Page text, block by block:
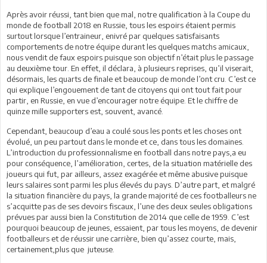
Après avoir réussi, tant bien que mal, notre qualification à la Coupe du
monde de football 2018 en Russie, tous les espoirs étaient permis
surtout lorsque l’entraineur, enivré par quelques satisfaisants
comportements de notre équipe durant les quelques matchs amicaux,
nous vendit de faux espoirs puisque son objectif n’était plus le passage
au deuxième tour. En effet, il déclara, à plusieurs reprises, qu’il viserait,
désormais, les quarts de finale et beaucoup de monde l’ont cru. C’est ce
qui explique l’engouement de tant de citoyens qui ont tout fait pour
partir, en Russie, en vue d’encourager notre équipe. Et le chiffre de
quinze mille supporters est, souvent, avancé.
Cependant, beaucoup d’eau a coulé sous les ponts et les choses ont
évolué, un peu partout dans le monde et ce, dans tous les domaines.
L’introduction du professionnalisme en football dans notre pays,a eu
pour conséquence, l’amélioration, certes, de la situation matérielle des
joueurs qui fut, par ailleurs, assez exagérée et même abusive puisque
leurs salaires sont parmi les plus élevés du pays. D’autre part, et malgré
la situation financière du pays, la grande majorité de ces footballeurs ne
s’acquitte pas de ses devoirs fiscaux, l’une des deux seules obligations
prévues par aussi bien la Constitution de 2014 que celle de 1959. C’est
pourquoi beaucoup de jeunes, essaient, par tous les moyens, de devenir
footballeurs et de réussir une carrière, bien qu’assez courte, mais,
certainement,plus que juteuse.